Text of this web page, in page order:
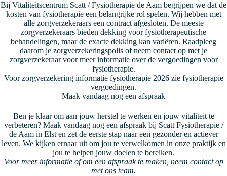
Bij Vitaliteitscentrum Scatt / Fysiotherapie de Aam begrijpen we dat de
kosten van fysiotherapie een belangrijke rol spelen. Wij hebben met
alle zorgverzekeraars een contract afgesloten. De meeste
zorgverzekeraars bieden dekking voor fysiotherapeutische
behandelingen, maar de exacte dekking kan variëren. Raadpleeg
daarom je zorgverzekeringspolis of neem contact op met je
zorgverzekeraar voor meer informatie over de vergoedingen voor
fysiotherapie.
Voor zorgverzekering informatie fysiotherapie 2026 zie fysiotherapie
vergoedingen.
Maak vandaag nog een afspraak
Ben je klaar om aan jouw herstel te werken en jouw vitaliteit te
verbeteren? Maak vandaag nog een afspraak bij Scatt Fysiotherapie /
de Aam in Elst en zet de eerste stap naar een gezonder en actiever
leven. We kijken ernaar uit om jou te verwelkomen in onze praktijk en
jou te helpen jouw doelen te bereiken.
Voor meer informatie of om een afspraak te maken, neem contact op
met ons team.